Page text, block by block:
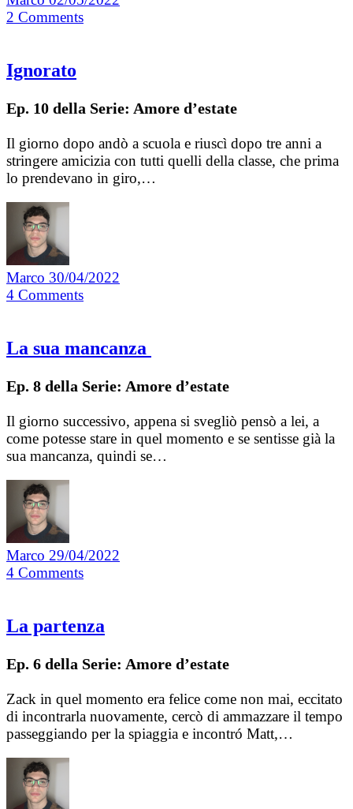
2 Comments
Ignorato
Ep. 10 della Serie: Amore d’estate
Il giorno dopo andò a scuola e riuscì dopo tre anni a
stringere amicizia con tutti quelli della classe, che prima
lo prendevano in giro,…
Marco 30/04/2022
4 Comments
La sua mancanza
Ep. 8 della Serie: Amore d’estate
Il giorno successivo, appena si svegliò pensò a lei, a
come potesse stare in quel momento e se sentisse già la
sua mancanza, quindi se…
Marco 29/04/2022
4 Comments
La partenza
Ep. 6 della Serie: Amore d’estate
Zack in quel momento era felice come non mai, eccitato
di incontrarla nuovamente, cercò di ammazzare il tempo
passeggiando per la spiaggia e incontró Matt,…